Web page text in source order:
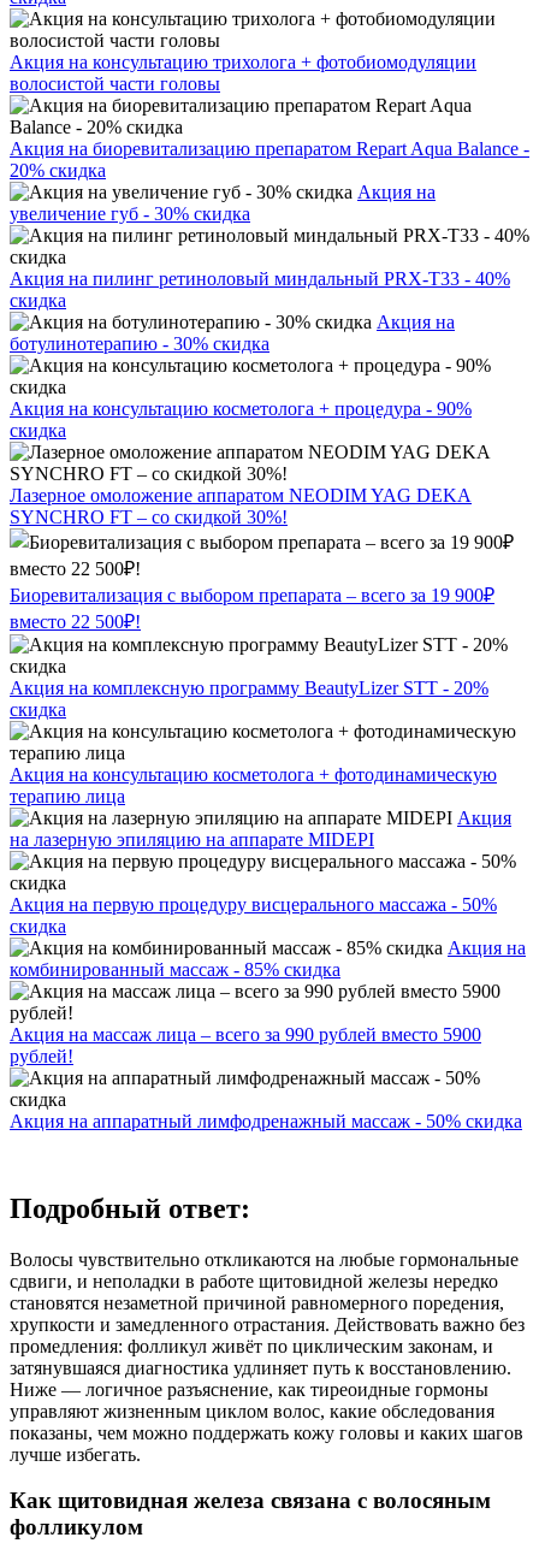
Акция на консультацию трихолога + фотобиомодуляции
волосистой части головы
Акция на биоревитализацию препаратом Repart Aqua Balance -
20% скидка
Акция на
увеличение губ - 30% скидка
Акция на пилинг ретиноловый миндальный PRX-T33 - 40%
скидка
Акция на
ботулинотерапию - 30% скидка
Акция на консультацию косметолога + процедура - 90%
скидка
Лазерное омоложение аппаратом NEODIM YAG DEKA
SYNCHRO FT – со скидкой 30%!
Биоревитализация с выбором препарата – всего за 19 900₽
вместо 22 500₽!
Акция на комплексную программу BeautyLizer STT - 20%
скидка
Акция на консультацию косметолога + фотодинамическую
терапию лица
Акция
на лазерную эпиляцию на аппарате MIDEPI
Акция на первую процедуру висцерального массажа - 50%
скидка
Акция на
комбинированный массаж - 85% скидка
Акция на массаж лица – всего за 990 рублей вместо 5900
рублей!
Акция на аппаратный лимфодренажный массаж - 50% скидка
Подробный ответ:
Волосы чувствительно откликаются на любые гормональные
сдвиги, и неполадки в работе щитовидной железы нередко
становятся незаметной причиной равномерного поредения,
хрупкости и замедленного отрастания. Действовать важно без
промедления: фолликул живёт по циклическим законам, и
затянувшаяся диагностика удлиняет путь к восстановлению.
Ниже — логичное разъяснение, как тиреоидные гормоны
управляют жизненным циклом волос, какие обследования
показаны, чем можно поддержать кожу головы и каких шагов
лучше избегать.
Как щитовидная железа связана с волосяным
фолликулом